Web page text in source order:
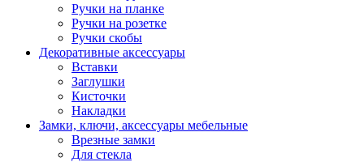
Ручки на планке
Ручки на розетке
Ручки скобы
Декоративные аксессуары
Вставки
Заглушки
Кисточки
Накладки
Замки, ключи, аксессуары мебельные
Врезные замки
Для стекла